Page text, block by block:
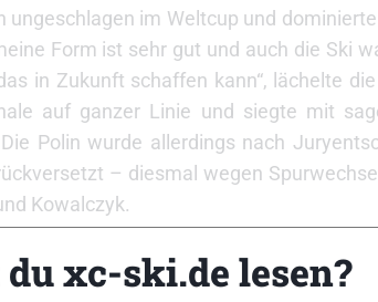
im Weltcup und
Form ist sehr gut und auch die Ski
in Zukunft schaffen kann“, lächelte
auf ganzer Linie und siegte mit
Polin wurde allerdings nach
– diesmal wegen
Kowalczyk.
an die Spitzenposition und gab diese
xc-ski.de lesen?